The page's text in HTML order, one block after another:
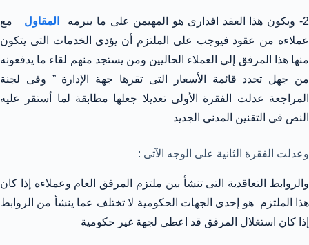
2- ويكون هذا العقد افدارى هو المهيمن على ما يبرمه المقاول
مع
عملاءه من عقود فيوجب على الملتزم أن يؤدى الخدمات التى يتكون
منها هذا المرفق إلى العملاء الحاليين ومن يستجد منهم لقاء ما يدفعونه
من جهل تحدد قائمة الأسعار التى تقرها جهة الإدارة ” وفى لجنة
المراجعة عدلت الفقرة الأولى تعديلا جعلها مطابقة لما أستقر عليه
النص فى التقنين المدنى الجديد
وعدلت الفقرة الثانية على الوجه الآتى :
والروابط التعاقدية التى تنشأ بين ملتزم المرفق العام وعملاءه إذا كان
هذا الملتزم هو إحدى الجهات الحكومية لا تختلف عما ينشأ من الروابط
إذا كان استغلال المرفق قد اعطى لجهة غير حكومية